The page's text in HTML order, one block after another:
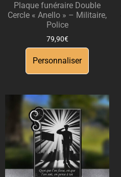
Plaque funéraire Double
Cercle « Anello » – Militaire,
Police
79,90€
Personnaliser